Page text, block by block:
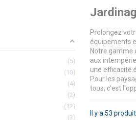
5
10
4
2
12
3
Prolongez
équipements
Notre gamme
aux
une efficacité
Pour les
tous, c'est
Il y a 53